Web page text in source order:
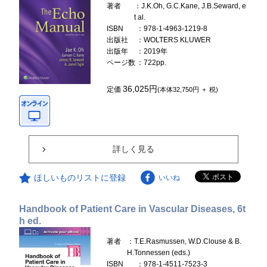
著者
：J.K.Oh, G.C.Kane, J.B.Seward, e
t al.
ISBN
：978-1-4963-1219-8
出版社
：WOLTERS KLUWER
出版年
：2019年
ページ数 ：722pp.
定価36,025円(本体32,750円 ＋ 税)
詳しく見る
ほしいものリストに登録 いいね
Handbook of Patient Care in Vascular Diseases, 6t
h ed.
著者
：T.E.Rasmussen, W.D.Clouse & B.
H.Tonnessen (eds.)
ISBN
：978-1-4511-7523-3